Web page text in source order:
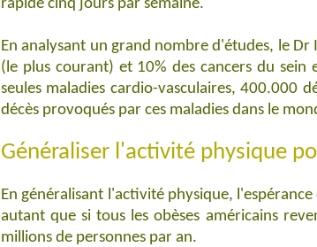
rapide cinq jours par semaine.
En analysant un grand nombre d'études, le Dr
(le plus courant) et 10% des cancers du
seules maladies cardio-vasculaires, 400.000
décès provoqués par ces maladies dans le
Généraliser l'activité physique
En généralisant l'activité physique,
autant que si tous les obèses américains
millions de personnes par an.